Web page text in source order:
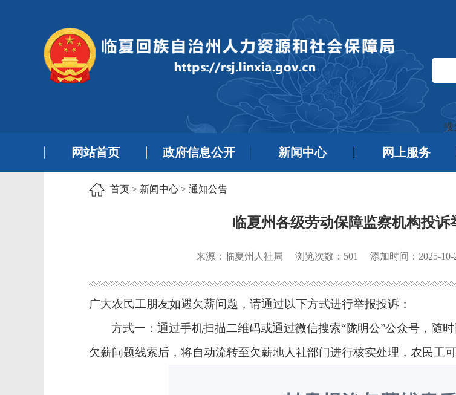
搜
网站首页 政府信息公开 新闻中心 网上服务
首页 > 新闻中心 > 通知公告
临夏州各级劳动保障监察机构投诉
来源：临夏州人社局 浏览次数： 501 添加时间：2025-10-
广大农民工朋友如遇欠薪问题，请通过以下方式进行举报投诉：
方式一：通过手机扫描二维码或通过微信搜索“陇明公”公众号，随
欠薪问题线索后，将自动流转至欠薪地人社部门进行核实处理，农民工